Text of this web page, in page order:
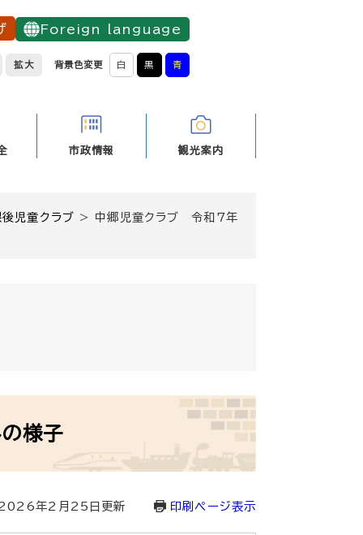
Foreign language
拡大 背景色変更 白 黒 青
市政情報 観光案内
児童クラブ > 中郷児童クラブ 令和7年
様子
2026年2月25日更新 印刷ページ表示